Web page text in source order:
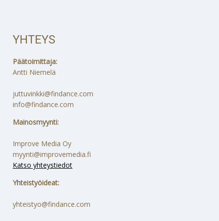
YHTEYS
Päätoimittaja:
Antti Niemelä
juttuvinkki@findance.com
info@findance.com
Mainosmyynti:
Improve Media Oy
myynti@improvemedia.fi
Katso yhteystiedot
Yhteistyöideat:
yhteistyo@findance.com